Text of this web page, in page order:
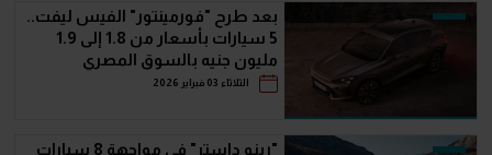
بعد طرح "فورمينتور" الفيس ليفت..
5 سيارات بأسعار من 1.8 إلى 1.9
مليون جنيه بالسوق المصري
الثلاثاء 03 فبراير 2026
"رينو داستر" في مواجهة 8 سيارات